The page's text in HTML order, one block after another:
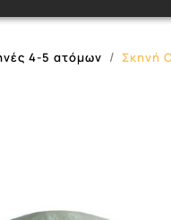
4-5 ατόμων Σκηνή